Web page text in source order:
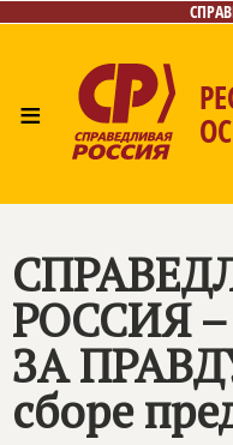
≡
РОССИЯ
ЗА
сборе